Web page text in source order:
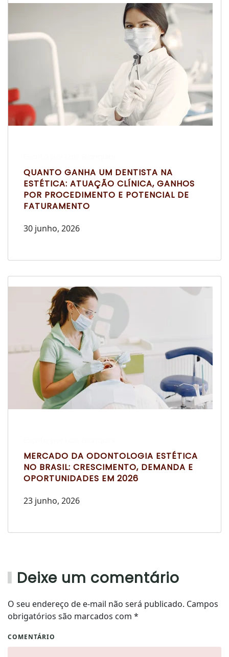
QUANTO GANHA UM DENTISTA NA
ESTÉTICA: ATUAÇÃO CLÍNICA, GANHOS
POR PROCEDIMENTO E POTENCIAL DE
FATURAMENTO
30 junho, 2026
MERCADO DA ODONTOLOGIA ESTÉTICA
NO BRASIL: CRESCIMENTO, DEMANDA E
OPORTUNIDADES EM 2026
23 junho, 2026
Deixe um comentário
O seu endereço de e-mail não será publicado. Campos
obrigatórios são marcados com *
COMENTÁRIO